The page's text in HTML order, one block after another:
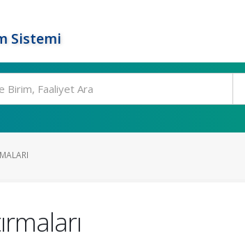
Sistemi